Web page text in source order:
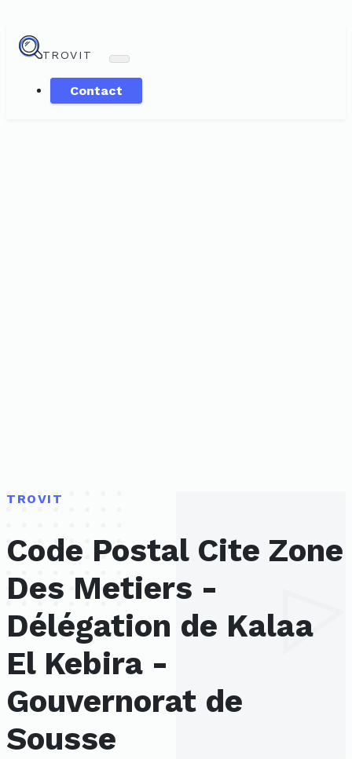
TROVIT
Contact
TROVIT
Code Postal Cite Zone
Des Metiers -
Délégation de Kalaa
El Kebira -
Gouvernorat de
Sousse